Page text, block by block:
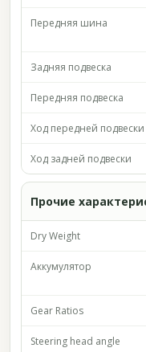
Передняя шина
Задняя подвеска
Передняя подвеска
Ход передней подвески
Ход задней подвески
Прочие
Dry Weight
Аккумулятор
Gear Ratios
Steering head angle